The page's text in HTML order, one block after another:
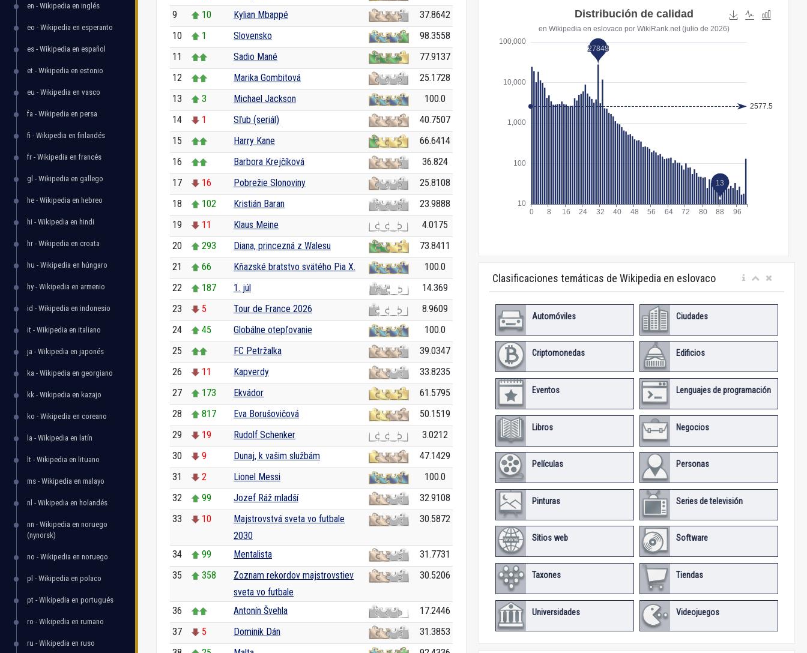
en - Wikipedia en inglés
eo - Wikipedia en esperanto
es - Wikipedia en español
et - Wikipedia en estonio
eu - Wikipedia en vasco
fa - Wikipedia en persa
fi - Wikipedia en finlandés
fr - Wikipedia en francés
gl - Wikipedia en gallego
he - Wikipedia en hebreo
hi - Wikipedia en hindi
hr - Wikipedia en croata
hu - Wikipedia en húngaro
hy - Wikipedia en armenio
id - Wikipedia en indonesio
it - Wikipedia en italiano
ja - Wikipedia en japonés
ka - Wikipedia en georgiano
kk - Wikipedia en kazajo
ko - Wikipedia en coreano
la - Wikipedia en latín
lt - Wikipedia en lituano
ms - Wikipedia en malayo
nl - Wikipedia en holandés
nn - Wikipedia en noruego
(nynorsk)
no - Wikipedia en noruego
pl - Wikipedia en polaco
pt - Wikipedia en portugués
ro - Wikipedia en rumano
ru - Wikipedia en ruso
9
10 Kylian Mbappé
37.8642
10
1 Slovensko
98.3558
11
Sadio Mané
77.9137
12
Marika Gombitová
25.1728
13
3 Michael Jackson
100.0
14
1 Sľub (seriál)
40.7507
15
Harry Kane
66.6414
16
Barbora Krejčíková
36.824
17
16 Pobrežie Slonoviny
25.8108
18
102 Kristián Baran
23.9888
19
11 Klaus Meine
4.0175
20
293 Diana, princezná z Walesu
73.8411
21
66 Kňazské bratstvo svätého Pia X.
100.0
22
187 1. júl
14.369
23
5 Tour de France 2026
8.9609
24
45 Globálne otepľovanie
100.0
25
FC Petržalka
39.0347
26
11 Kapverdy
33.8235
27
173 Ekvádor
61.5795
28
817 Eva Borušovičová
50.1519
29
19 Rudolf Schenker
3.0212
30
9 Dunaj, k vašim službám
47.1429
31
2 Lionel Messi
100.0
32
99 Jozef Ráž mladší
32.9108
33
10
Majstrovstvá sveta vo futbale
2030
30.5872
34 99 Mentalista
31.7731
35
358
Zoznam rekordov majstrovstiev
sveta vo futbale
30.5206
36 Antonín Švehla
17.2446
37
5 Dominik Dán
31.3853
Clasificaciones temáticas de Wikipedia en eslovaco
Automóviles Ciudades
Criptomonedas Edificios
Eventos Lenguajes de programación
Libros Negocios
Películas Personas
Pinturas Series de televisión
Sitios web Software
Taxones Tiendas
Universidades Videojuegos